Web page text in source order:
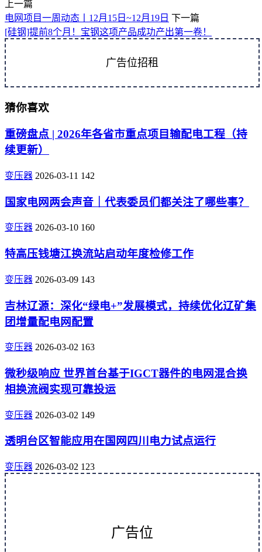
上一篇
电网项目一周动态丨12月15日~12月19日 下一篇
[硅钢]提前8个月！宝钢这项产品成功产出第一卷！
广告位招租
猜你喜欢
重磅盘点 | 2026年各省市重点项目输配电工程（持
续更新）
变压器 2026-03-11 142
国家电网两会声音｜代表委员们都关注了哪些事？
变压器 2026-03-10 160
特高压钱塘江换流站启动年度检修工作
变压器 2026-03-09 143
吉林辽源：深化“绿电+”发展模式，持续优化辽矿集
团增量配电网配置
变压器 2026-03-02 163
微秒级响应 世界首台基于IGCT器件的电网混合换
相换流阀实现可靠投运
变压器 2026-03-02 149
透明台区智能应用在国网四川电力试点运行
变压器 2026-03-02 123
广告位